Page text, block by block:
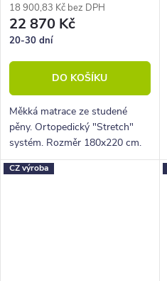
18 900,83 Kč bez DPH
22 870 Kč
20-30 dní
DO KOŠÍKU
Měkká matrace ze studené
pěny. Ortopedický "Stretch"
systém. Rozměr 180x220 cm.
Výška 22 cm, nosnost 130 Kg,
5 zón
CZ výroba